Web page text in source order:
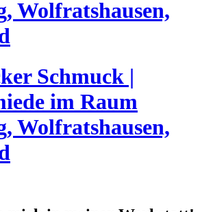
Wolfratshausen,
Schmuck |
im Raum
Wolfratshausen,